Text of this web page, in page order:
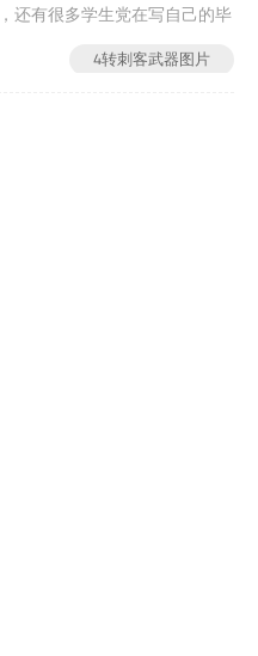
还有很多学生党在写自己的毕
4转刺客武器图片